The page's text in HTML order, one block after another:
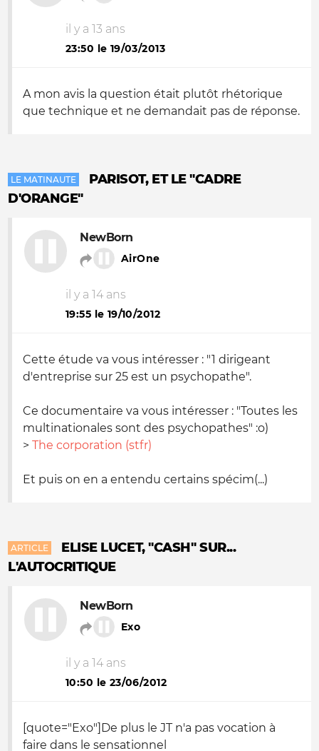
il y a 13 ans
23:50 le 19/03/2013
A mon avis la question était plutôt rhétorique
que technique et ne demandait pas de réponse.
LE MATINAUTE
PARISOT, ET LE "CADRE
D'ORANGE"
NewBorn
AirOne
il y a 14 ans
19:55 le 19/10/2012
Cette étude va vous intéresser : "1 dirigeant
d'entreprise sur 25 est un psychopathe".
Ce documentaire va vous intéresser : "Toutes les
multinationales sont des psychopathes" :o)
> The corporation (stfr)
Et puis on en a entendu certains spécim(...)
ARTICLE
ELISE LUCET, "CASH" SUR...
L'AUTOCRITIQUE
NewBorn
Exo
il y a 14 ans
10:50 le 23/06/2012
[quote="Exo"]De plus le JT n'a pas vocation à
faire dans le sensationnel